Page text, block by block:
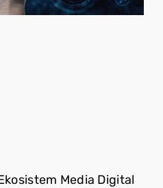
Media Digital